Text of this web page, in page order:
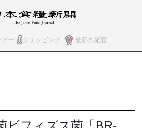
ー クリッピング 最新の紙面
ビフィズス菌「BR-